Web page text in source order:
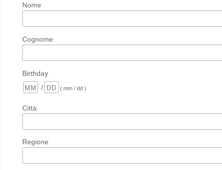
Nome
Cognome
Birthday
/
( mm / dd )
Città
Regione